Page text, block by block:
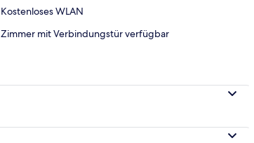
Kostenloses WLAN
Zimmer mit Verbindungstür verfügbar